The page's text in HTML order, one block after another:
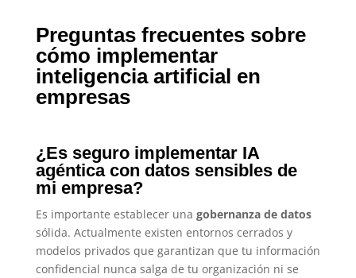
Preguntas frecuentes sobre
cómo implementar
inteligencia artificial en
empresas
¿Es seguro implementar IA
agéntica con datos sensibles de
mi empresa?
Es importante establecer una gobernanza de datos
sólida. Actualmente existen entornos cerrados y
modelos privados que garantizan que tu información
confidencial nunca salga de tu organización ni se